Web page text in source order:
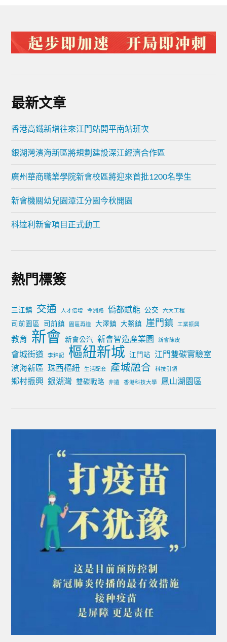
最新文章
香港高鐵新增往來江門站開平南站班次
銀湖灣濱海新區將規劃建設深江經濟合作區
廣州華商職業學院新會校區將迎來首批1200名學生
新會機關幼兒園潭江分園今秋開園
科達利新會項目正式動工
熱門標簽
三江鎮 交通 人才倍增 今洲路 僑都賦能 公交 六大工程
司前園區 司前鎮 園區再造 大澤鎮 大鰲鎮 崖門鎮 工業振興
教育 新會 新會公汽 新會智造產業園 新會陳皮
會城街道 李錦記 樞紐新城 江門站
江門雙碳實驗室
濱海新區 珠西樞紐 生活配套 產城融合 科技引領
鄉村振興 銀湖灣 雙碳戰略 非遺 香港科技大學 鳳山湖園區